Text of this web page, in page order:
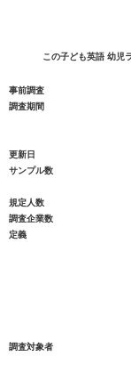
この子ども英語 幼児
事前調査
調査期間
更新日
サンプル数
規定人数
調査企業数
定義
調査対象者